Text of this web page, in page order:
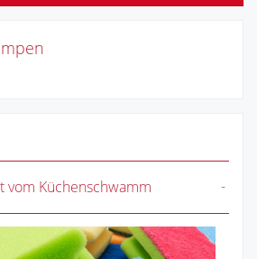
vom Küchenschwamm